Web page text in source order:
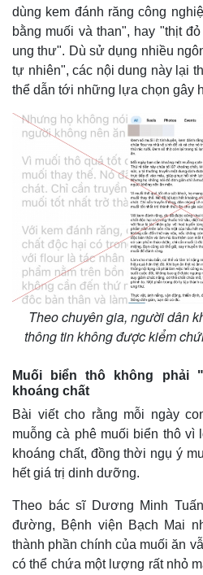
dùng kem đánh răng công
bằng muối và than", hay "thịt
ung thư". Dù sử dụng nhiều
tự nhiên", các nội dung này lại
thể dẫn tới những lựa chọn gây
Theo chuyên gia, người dân
thông tin không được kiểm
Muối biển thô không phải
khoáng chất
Bài viết cho rằng mỗi ngày
muỗng cà phê muối biển thô
khoáng chất, đồng thời ngụ ý
hết giá trị dinh dưỡng.
Theo bác sĩ Dương Minh
đường, Bệnh viện Bạch Mai
thành phần chính của muối ăn
có thể chứa một lượng rất nhỏ